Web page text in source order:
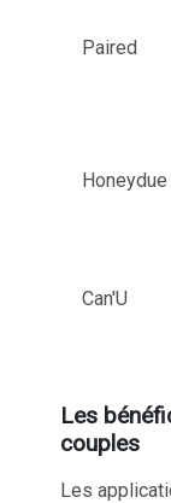
Paired
Honeydue
Can'U
Les
couples
Les